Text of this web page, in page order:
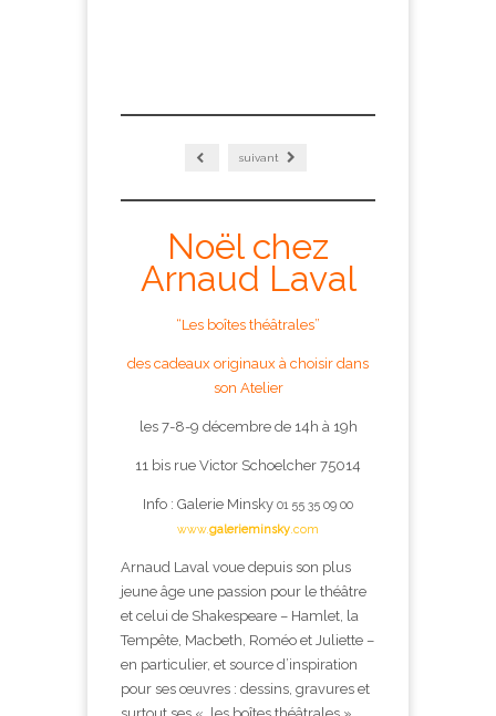
suivant
Noël chez
Arnaud Laval
“Les boîtes théâtrales”
des cadeaux originaux à choisir dans
son Atelier
les 7-8-9 décembre de 14h à 19h
11 bis rue Victor Schoelcher 75014
Info : Galerie Minsky 01 55 35 09 00
www.galerieminsky .com
Arnaud Laval voue depuis son plus
jeune âge une passion pour le théâtre
et celui de Shakespeare – Hamlet, la
Tempête, Macbeth, Roméo et Juliette –
en particulier, et source d’inspiration
pour ses œuvres : dessins, gravures et